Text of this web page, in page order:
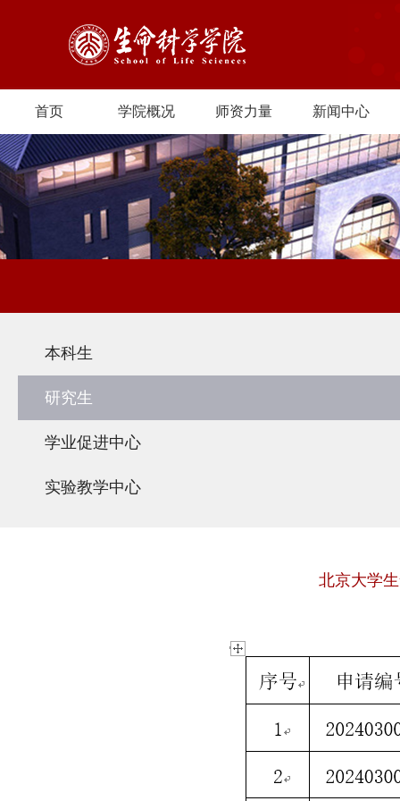
首页 学院概况 师资力量 新闻中心
本科生
研究生
学业促进中心
实验教学中心
北京大学